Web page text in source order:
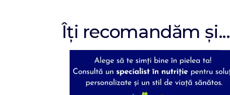
Îți recomandăm și...